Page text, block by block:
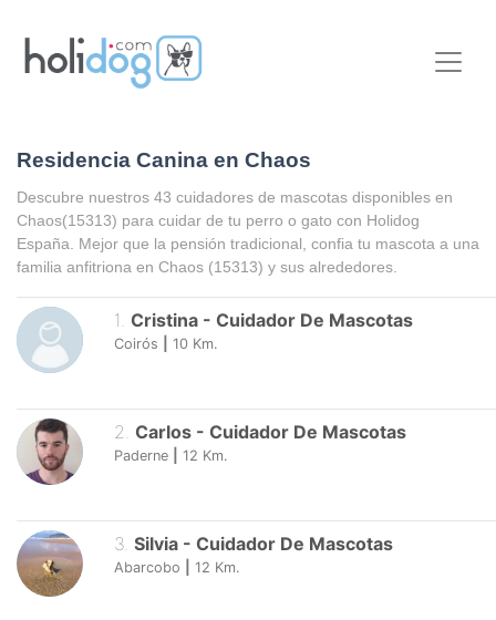
Residencia Canina en Chaos
Descubre nuestros 43 cuidadores de mascotas disponibles en
Chaos(15313) para cuidar de tu perro o gato con Holidog
España. Mejor que la pensión tradicional, confia tu mascota a una
familia anfitriona en Chaos (15313) y sus alrededores.
1 Cristina - Cuidador De Mascotas
Coirós 10 Km.
2. Carlos - Cuidador De Mascotas
Paderne 12 Km.
3. Silvia - Cuidador De Mascotas
Abarcobo 12 Km.